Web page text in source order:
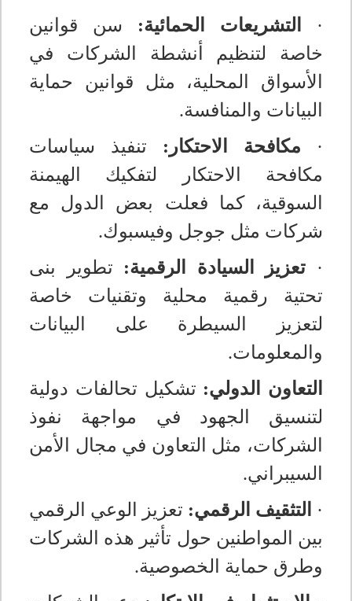
· التشريعات الحمائية: سن قوانين
خاصة لتنظيم أنشطة الشركات في
الأسواق المحلية، مثل قوانين حماية
البيانات والمنافسة.
· مكافحة الاحتكار: تنفيذ سياسات
مكافحة الاحتكار لتفكيك الهيمنة
السوقية، كما فعلت بعض الدول مع
شركات مثل جوجل وفيسبوك.
· تعزيز السيادة الرقمية: تطوير بنى
تحتية رقمية محلية وتقنيات خاصة
لتعزيز السيطرة على البيانات
والمعلومات.
التعاون الدولي: تشكيل تحالفات دولية
لتنسيق الجهود في مواجهة نفوذ
الشركات، مثل التعاون في مجال الأمن
السيبراني.
· التثقيف الرقمي: تعزيز الوعي الرقمي
بين المواطنين حول تأثير هذه الشركات
وطرق حماية الخصوصية.